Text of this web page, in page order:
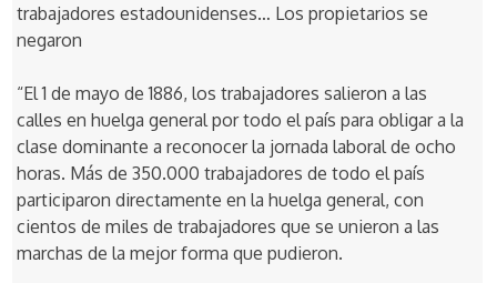
trabajadores estadounidenses… Los propietarios se
negaron
“El 1 de mayo de 1886, los trabajadores salieron a las
calles en huelga general por todo el país para obligar a la
clase dominante a reconocer la jornada laboral de ocho
horas. Más de 350.000 trabajadores de todo el país
participaron directamente en la huelga general, con
cientos de miles de trabajadores que se unieron a las
marchas de la mejor forma que pudieron.